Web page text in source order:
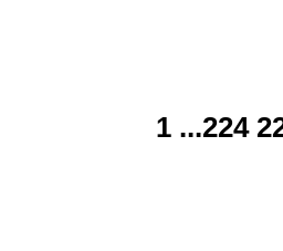
1...224